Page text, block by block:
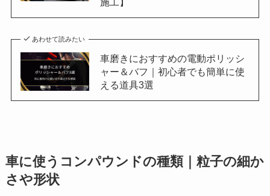
あわせて読みたい
車磨きにおすすめの電動ポリッシ
ャー＆バフ｜初心者でも簡単に使
える道具3選
車に使うコンパウンドの種類｜粒子の細か
さや形状